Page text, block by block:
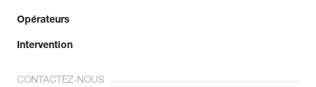
Opérateurs
Intervention
CONTACTEZ-NOUS